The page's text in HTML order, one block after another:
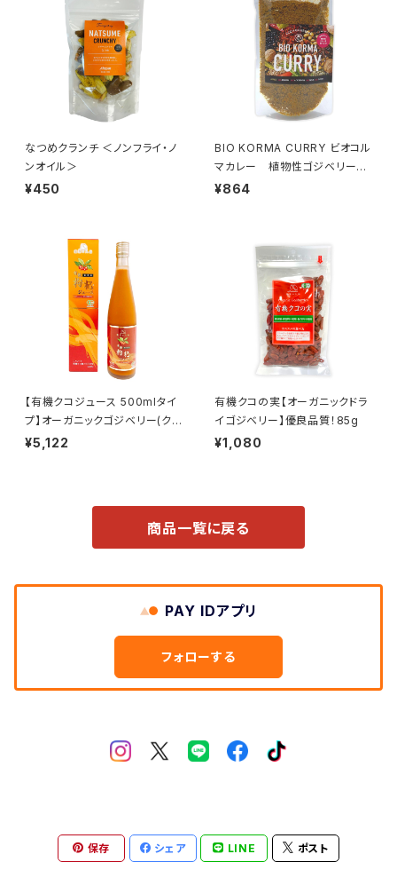
なつめクランチ ＜ノンフライ・ノ
ンオイル＞
¥450
BIO KORMA CURRY ビオコル
マカレー 植物性ゴジベリー
（クコの実）スパイスカレー
¥864
【有機クコジュース 500mlタイ
プ】オーガニックゴジベリー(クコ
の実)100％
¥5,122
有機クコの実【オーガニックドラ
イゴジベリー】優良品質！85g
¥1,080
商品一覧に戻る
PAY IDアプリ
フォローする
保存 シェア LINE ポスト